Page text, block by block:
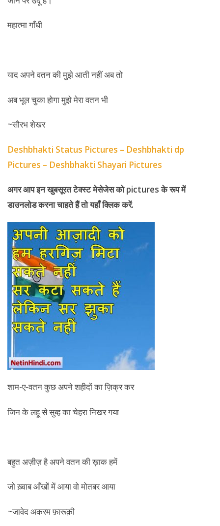
महात्मा गाँधी
याद अपने वतन की मुझे आती नहीं अब तो
अब भूल चुका होगा मुझे मेरा वतन भी
~सौरभ शेखर
Deshbhakti Status Pictures – Deshbhakti dp
Pictures – Deshbhakti Shayari Pictures
अगर आप इन खुबसूरत टेक्स्ट मेसेजेस कोpicturesके रूप में
डाउनलोड करना चाहते हैं तो यहाँ क्लिक करें.
शाम-ए-वतन कुछ अपने शहीदों का ज़िक्र कर
जिन के लहू से सुब्ह का चेहरा निखर गया
बहुत अज़ीज़ है अपने वतन की ख़ाक हमें
जो ख़्वाब आँखों में आया वो मोतबर आया
~जावेद अकरम फ़ारूक़ी